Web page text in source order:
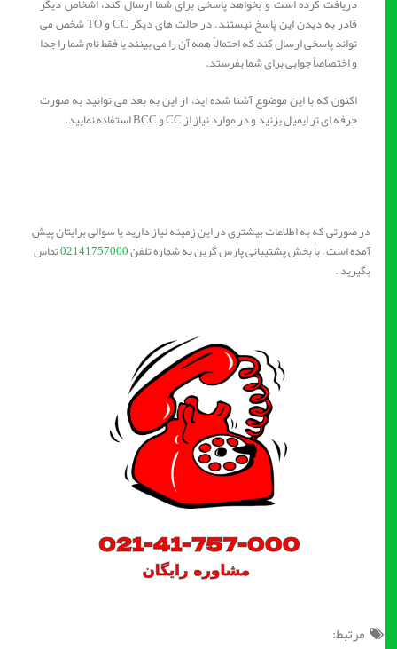
دریافت کرده است و بخواهد پاسخی برای شما ارسال کند، اشخاص دیگر
قادر به دیدن این پاسخ نیستند. در حالت های دیگر CC و TO شخص می
تواند پاسخی ارسال کند که احتمالاً همه آن را می بینند یا فقط نام شما را جدا
و اختصاصاً جوابی برای شما بفرستد.
اکنون که با این موضوع آشنا شده اید، از این به بعد می توانید به صورت
حرفه ای تر ایمیل بزنید و در موارد نیاز از CC و BCC استفاده نمایید.
در صورتی که به اطلاعات بیشتری در این زمینه نیاز دارید یا سوالی برایتان پیش
آمده است ، با بخش پشتیبانی پارس گرین به شماره تلفن02141757000تماس
بگیرید .
مرتبط: